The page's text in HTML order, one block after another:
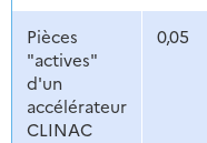
Pièces
"actives"
d'un
accélérateur
CLINAC
0,05